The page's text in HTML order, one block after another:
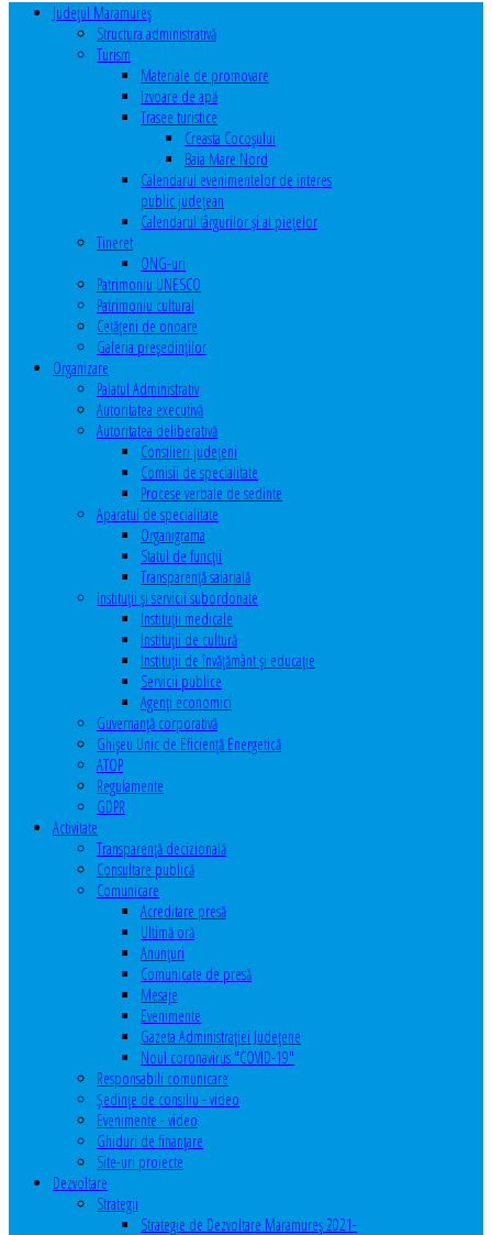
Judeţul Maramureş
Structura administrativă
Turism
Materiale de promovare
Izvoare de apă
Trasee turistice
Creasta Cocoșului
Baia Mare Nord
Calendarul evenimentelor de interes
public judeţean
Calendarul târgurilor şi al pieţelor
Tineret
ONG-uri
Patrimoniu UNESCO
Patrimoniu cultural
Cetăţeni de onoare
Galeria președinților
Organizare
Palatul Administrativ
Autoritatea executivă
Autoritatea deliberativă
Consilieri judeţeni
Comisii de specialitate
Procese verbale de sedinte
Aparatul de specialitate
Organigrama
Statul de funcții
Transparență salarială
Instituţii şi servicii subordonate
Instituţii medicale
Instituţii de cultură
Instituţii de învăţământ şi educaţie
Servicii publice
Agenţi economici
Guvernanță corporativă
Ghişeu Unic de Eficienţă Energetică
ATOP
Regulamente
GDPR
Activitate
Transparenţă decizională
Consultare publică
Comunicare
Acreditare presă
Ultimă oră
Anunţuri
Comunicate de presă
Mesaje
Evenimente
Gazeta Administraţiei Judeţene
Noul coronavirus "COVID-19"
Responsabili comunicare
Şedinţe de consiliu - video
Evenimente - video
Ghiduri de finanţare
Site-uri proiecte
Dezvoltare
Strategii
Strategie de Dezvoltare Maramureș 2021-